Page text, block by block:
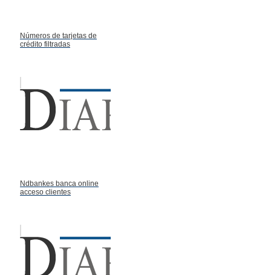
Números de tarjetas de
crédito filtradas
Ndbankes banca online
acceso clientes